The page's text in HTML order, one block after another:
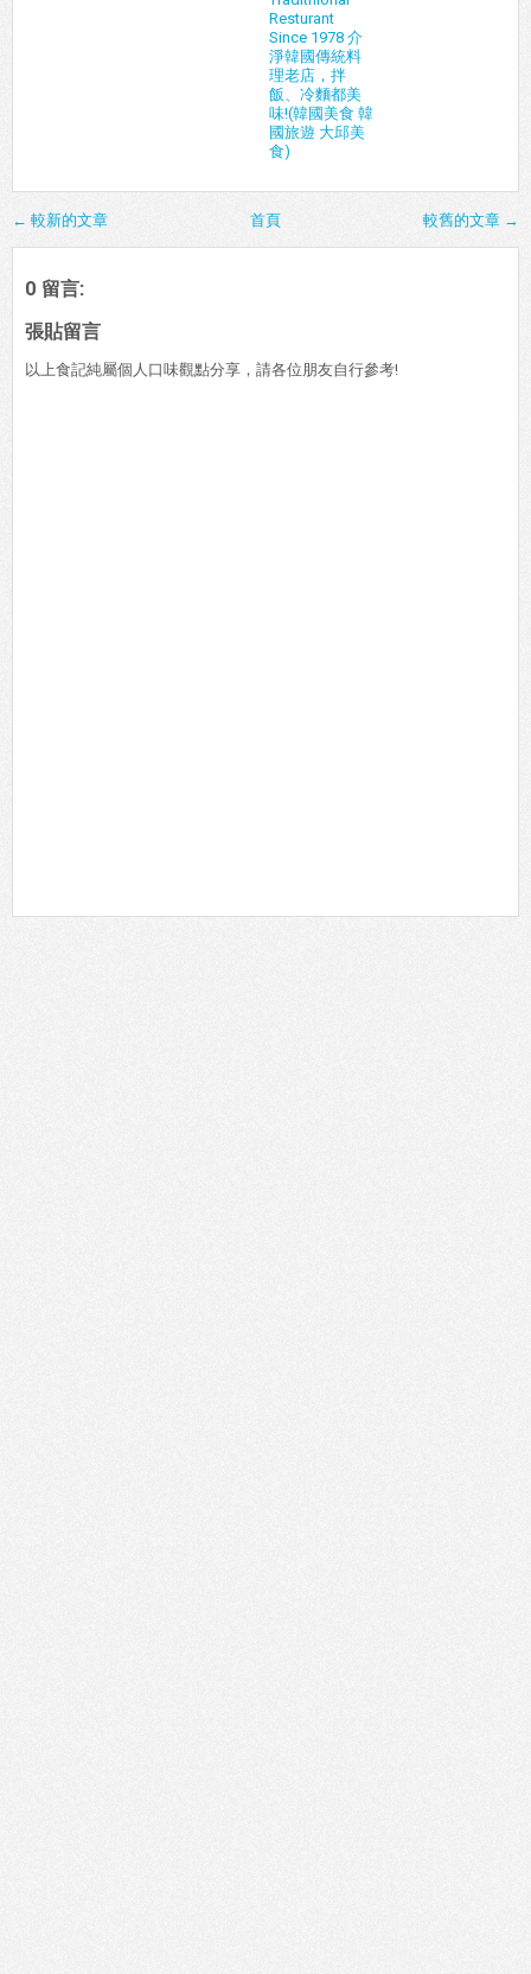
Resturant
Since 1978 介
淨韓國傳統料
理老店，拌
飯、冷麵都美
味!(韓國美食 韓
國旅遊 大邱美
食)
← 較新的文章 較舊的文章 →
首頁
0 留言:
張貼留言
以上食記純屬個人口味觀點分享，請各位朋友自行參考!